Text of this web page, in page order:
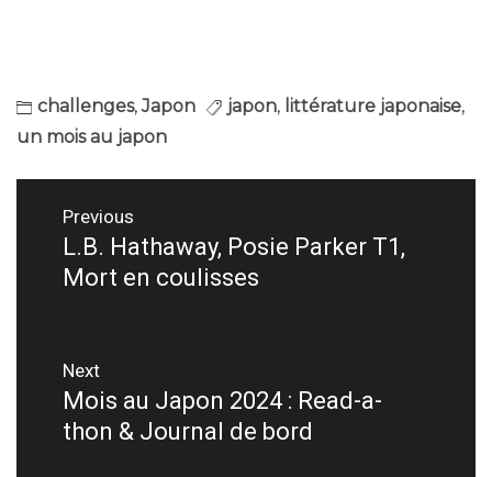
challenges, Japon japon, littérature japonaise,
un mois au japon
Navigation
l’article
Previous
Previous
post:
L.B. Hathaway, Posie Parker T1,
Mort en coulisses
Next
Next
post:
Mois au Japon 2024 : Read-a-
thon & Journal de bord